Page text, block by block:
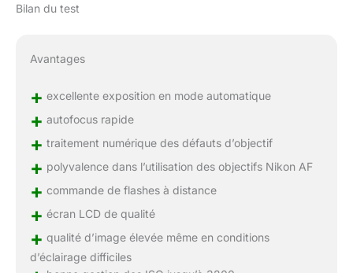
Bilan du test
Avantages
+ excellente exposition en mode automatique
+ autofocus rapide
+ traitement numérique des défauts d’objectif
+ polyvalence dans l’utilisation des objectifs Nikon AF
+ commande de flashes à distance
+ écran LCD de qualité
+ qualité d’image élevée même en conditions
d’éclairage difficiles